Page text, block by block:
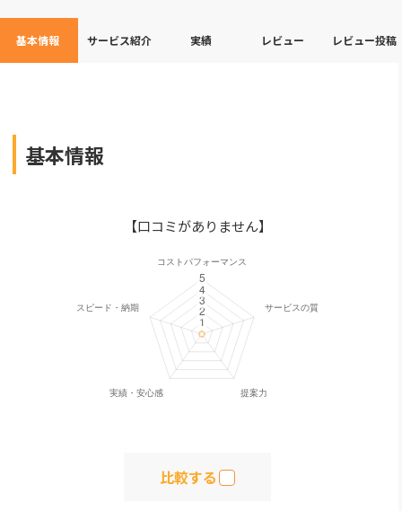
基本情報 サービス紹介 実績 レビュー レビュー投稿
基本情報
【口コミがありません】
比較する